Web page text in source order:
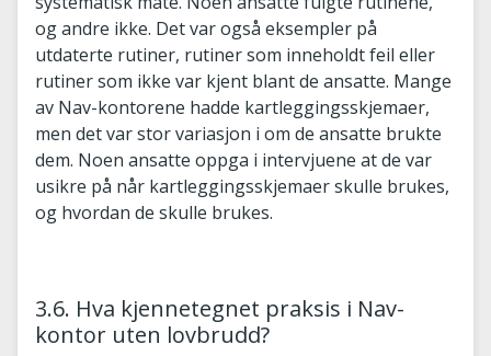
og andre ikke. Det var også eksempler på
utdaterte rutiner, rutiner som inneholdt feil eller
rutiner som ikke var kjent blant de ansatte. Mange
av Nav-kontorene hadde kartleggingsskjemaer,
men det var stor variasjon i om de ansatte brukte
dem. Noen ansatte oppga i intervjuene at de var
usikre på når kartleggingsskjemaer skulle brukes,
og hvordan de skulle brukes.
3.6. Hva kjennetegnet praksis i Nav-
kontor uten lovbrudd?